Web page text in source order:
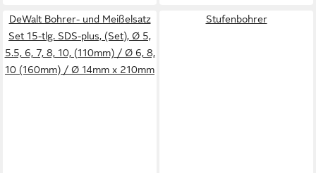
DeWalt Bohrer- und Meißelsatz
Set 15-tlg. SDS-plus, (Set), Ø 5,
5.5, 6, 7, 8, 10, (110mm) / Ø 6, 8,
10 (160mm) / Ø 14mm x 210mm
Stufenbohrer